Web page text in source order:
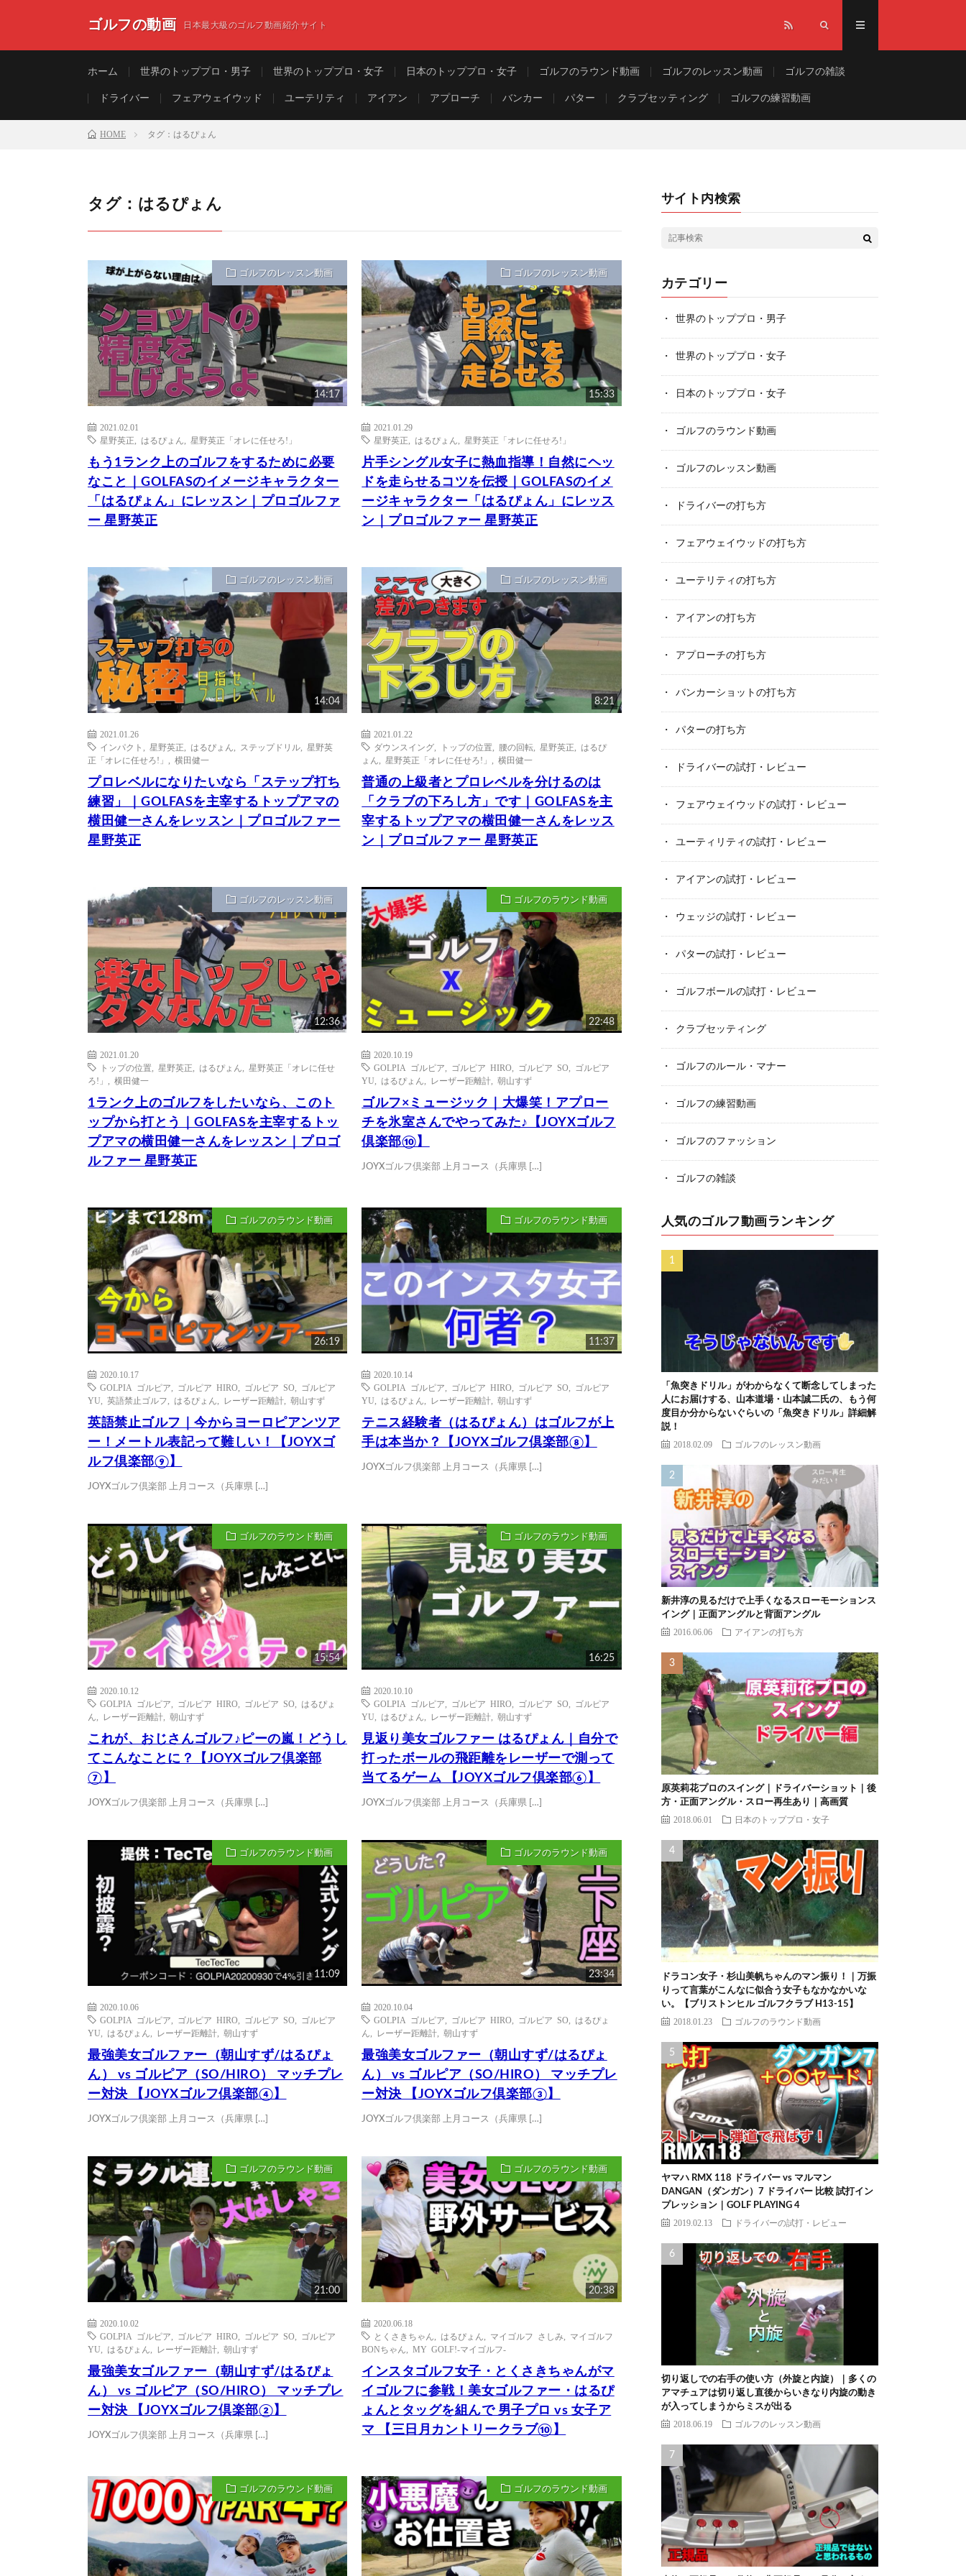
ゴルフの動画 日本最大級のゴルフ動画紹介サイト
ホーム 世界のトッププロ・男子 世界のトッププロ・女子 日本のトッププロ・女子 ゴルフのラウンド動画 ゴルフのレッスン動画 ゴルフの雑談
ドライバー フェアウェイウッド ユーテリティ アイアン アプローチ バンカー パター クラブセッティング ゴルフの練習動画
HOME タグ：はるぴょん
タグ：はるぴょん
ゴルフのレッスン動画
14:17
2021.02.01
星野英正
はるぴょん 星野英正「オレに任せろ!」
もう1ランク上のゴルフをするために必要
なこと｜GOLFASのイメージキャラクター
「はるぴょん」にレッスン｜プロゴルファ
ー 星野英正
ゴルフのレッスン動画
15:33
2021.01.29
星野英正
はるぴょん 星野英正「オレに任せろ!」
片手シングル女子に熱血指導！自然にヘッ
ドを走らせるコツを伝授｜GOLFASのイメ
ージキャラクター「はるぴょん」にレッス
ン｜プロゴルファー 星野英正
ゴルフのレッスン動画
14:04
2021.01.26
インパクト
星野英正 はるぴょん ステップドリル
星野英
正「オレに任せろ!」
横田健一
プロレベルになりたいなら「ステップ打ち
練習」｜GOLFASを主宰するトップアマの
横田健一さんをレッスン｜プロゴルファー
星野英正
ゴルフのレッスン動画
8:21
2021.01.22
ダウンスイング
トップの位置 腰の回転 ,星野英正
はるぴ
ょん
,星野英正「オレに任せろ!」 ,横田健一
普通の上級者とプロレベルを分けるのは
「クラブの下ろし方」です｜GOLFASを主
宰するトップアマの横田健一さんをレッス
ン｜プロゴルファー 星野英正
ゴルフのレッスン動画
12:36
2021.01.20
トップの位置
星野英正 はるぴょん
星野英正「オレに任せ
ろ!」
横田健一
1ランク上のゴルフをしたいなら、このト
ップから打とう｜GOLFASを主宰するトッ
プアマの横田健一さんをレッスン｜プロゴ
ルファー 星野英正
ゴルフのラウンド動画
22:48
2020.10.19
GOLPIA ゴルピア
ゴルピア HIRO ゴルピア SO
ゴルピア
YU
はるぴょん レーザー距離計 ,朝山すず
ゴルフ×ミュージック｜大爆笑！アプロー
チを氷室さんでやってみた♪【JOYXゴルフ
倶楽部⑩】
JOYXゴルフ倶楽部 上月コース（兵庫県 […]
ゴルフのラウンド動画
26:19
2020.10.17
GOLPIA ゴルピア
ゴルピア HIRO ゴルピア SO
ゴルピア
YU
英語禁止ゴルフ はるぴょん レーザー距離計 朝山すず
英語禁止ゴルフ｜今からヨーロピアンツア
ー！メートル表記って難しい！【JOYXゴ
ルフ倶楽部⑨】
JOYXゴルフ倶楽部 上月コース（兵庫県 […]
ゴルフのラウンド動画
11:37
2020.10.14
GOLPIA ゴルピア
ゴルピア HIRO ゴルピア SO
ゴルピア
YU
はるぴょん レーザー距離計 ,朝山すず
テニス経験者（はるぴょん）はゴルフが上
手は本当か？【JOYXゴルフ倶楽部⑧】
JOYXゴルフ倶楽部 上月コース（兵庫県 […]
ゴルフのラウンド動画
15:54
2020.10.12
GOLPIA ゴルピア
ゴルピア HIRO ゴルピア SO
はるぴょ
ん
レーザー距離計 朝山すず
これが、おじさんゴルフ♪ピーの嵐！どうし
てこんなことに？【JOYXゴルフ倶楽部
⑦】
JOYXゴルフ倶楽部 上月コース（兵庫県 […]
ゴルフのラウンド動画
16:25
2020.10.10
GOLPIA ゴルピア
ゴルピア HIRO ゴルピア SO
ゴルピア
YU
はるぴょん レーザー距離計 ,朝山すず
見返り美女ゴルファー はるぴょん｜自分で
打ったボールの飛距離をレーザーで測って
当てるゲーム 【JOYXゴルフ倶楽部⑥】
JOYXゴルフ倶楽部 上月コース（兵庫県 […]
ゴルフのラウンド動画
11:09
2020.10.06
GOLPIA ゴルピア
ゴルピア HIRO ゴルピア SO
ゴルピア
YU
はるぴょん レーザー距離計 朝山すず
最強美女ゴルファー（朝山すず/はるぴょ
ん） vs ゴルピア（SO/HIRO） マッチプレ
ー対決 【JOYXゴルフ倶楽部④】
JOYXゴルフ倶楽部 上月コース（兵庫県 […]
ゴルフのラウンド動画
23:34
2020.10.04
GOLPIA ゴルピア
ゴルピア HIRO ゴルピア SO
はるぴょ
ん
レーザー距離計 ,朝山すず
最強美女ゴルファー（朝山すず/はるぴょ
ん） vs ゴルピア（SO/HIRO） マッチプレ
ー対決 【JOYXゴルフ倶楽部③】
JOYXゴルフ倶楽部 上月コース（兵庫県 […]
ゴルフのラウンド動画
21:00
2020.10.02
GOLPIA ゴルピア
ゴルピア HIRO ゴルピア SO
ゴルピア
YU
はるぴょん レーザー距離計 朝山すず
最強美女ゴルファー（朝山すず/はるぴょ
ん） vs ゴルピア（SO/HIRO） マッチプレ
ー対決 【JOYXゴルフ倶楽部②】
JOYXゴルフ倶楽部 上月コース（兵庫県 […]
ゴルフのラウンド動画
20:38
2020.06.18
とくさきちゃん
はるぴょん マイゴルフ さしみ
マイゴルフ
BONちゃん
,MY GOLF!-マイゴルフ-
インスタゴルフ女子・とくさきちゃんがマ
イゴルフに参戦！美女ゴルファー・はるぴ
ょんとタッグを組んで 男子プロ vs 女子ア
マ 【三日月カントリークラブ⑩】
ゴルフのラウンド動画 ゴルフのラウンド動画
サイト内検索
カテゴリー
世界のトッププロ・男子
世界のトッププロ・女子
日本のトッププロ・女子
ゴルフのラウンド動画
ゴルフのレッスン動画
ドライバーの打ち方
フェアウェイウッドの打ち方
ユーテリティの打ち方
アイアンの打ち方
アプローチの打ち方
バンカーショットの打ち方
パターの打ち方
ドライバーの試打・レビュー
フェアウェイウッドの試打・レビュー
ユーティリティの試打・レビュー
アイアンの試打・レビュー
ウェッジの試打・レビュー
パターの試打・レビュー
ゴルフボールの試打・レビュー
クラブセッティング
ゴルフのルール・マナー
ゴルフの練習動画
ゴルフのファッション
ゴルフの雑談
人気のゴルフ動画ランキング
「魚突きドリル」がわからなくて断念してしまった
人にお届けする、山本道場・山本誠二氏の、もう何
度目か分からないぐらいの「魚突きドリル」詳細解
説！
2018.02.09 ゴルフのレッスン動画
新井淳の見るだけで上手くなるスローモーションス
イング｜正面アングルと背面アングル
2016.06.06 アイアンの打ち方
原英莉花プロのスイング｜ドライバーショット｜後
方・正面アングル・スロー再生あり｜高画質
2018.06.01 日本のトッププロ・女子
ドラコン女子・杉山美帆ちゃんのマン振り！｜万振
りって言葉がこんなに似合う女子もなかなかいな
い。【ブリストンヒル ゴルフクラブ H13-15】
2018.01.23 ゴルフのラウンド動画
ヤマハ RMX 118 ドライバー vs マルマン
DANGAN（ダンガン）7 ドライバー 比較 試打イン
プレッション｜GOLF PLAYING 4
2019.02.13 ドライバーの試打・レビュー
切り返しでの右手の使い方（外旋と内旋）｜多くの
アマチュアは切り返し直後からいきなり内旋の動き
が入ってしまうからミスが出る
2018.06.19 ゴルフのレッスン動画